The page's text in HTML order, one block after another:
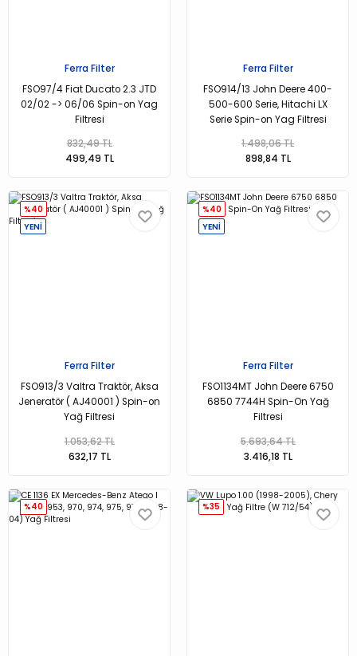
Ferra Filter
FSO97/4 Fiat Ducato 2.3 JTD
02/02 -> 06/06 Spin-on Yag
Filtresi
832,49 TL
499,49 TL
Ferra Filter
FSO914/13 John Deere 400-
500-600 Serie, Hitachi LX
Serie Spin-on Yag Filtresi
1.498,06 TL
898,84 TL
%40
YENİ
Ferra Filter
FSO913/3 Valtra Traktör, Aksa
Jeneratör ( AJ40001 ) Spin-on
Yağ Filtresi
1.053,62 TL
632,17 TL
%40
YENİ
Ferra Filter
FSO1134MT John Deere 6750
6850 7744H Spin-On Yağ
Filtresi
5.693,64 TL
3.416,18 TL
%40 %35